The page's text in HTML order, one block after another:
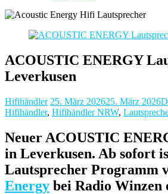
ACOUSTIC ENERGY
Leverkusen
Hifihändler 25. März 202625. März 2026
Hifihändler, Hifihändler NRW,
Neuer ACOUSTIC
in Leverkusen. Ab sofort
Lautsprecher Programm
Energy bei Radio Winzen